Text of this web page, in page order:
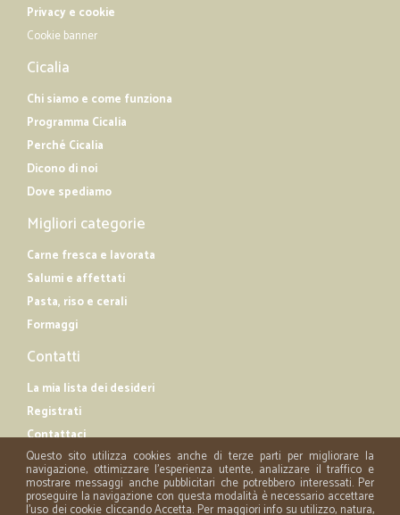
Privacy e cookie
Cookie banner
Cicalia
Chi siamo e come funziona
Programma Cicalia
Perché Cicalia
Dicono di noi
Dove spediamo
Migliori categorie
Carne fresca e lavorata
Salumi e affettati
Pasta, riso e cerali
Formaggi
Contatti
La mia lista dei desideri
Registrati
Contattaci
Questo sito utilizza cookies anche di terze parti per migliorare la
navigazione, ottimizzare l'esperienza utente, analizzare il traffico e
mostrare messaggi anche pubblicitari che potrebbero interessati. Per
proseguire la navigazione con questa modalità è necessario accettare
l'uso dei cookie cliccando Accetta. Per maggiori info su utilizzo, natura,